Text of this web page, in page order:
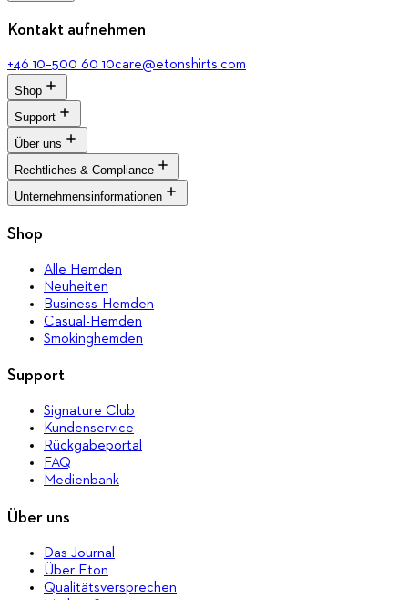
Kontakt aufnehmen
+46 10–500 60 10care@etonshirts.com
Shop
Alle Hemden
Neuheiten
Business-Hemden
Casual-Hemden
Smokinghemden
Support
Signature Club
Kundenservice
Rückgabeportal
FAQ
Über uns
Das Journal
Über Eton
Qualitätsversprechen
Rechtliches & Compliance
Verkaufsbedingungen
Unternehmensinformationen
Nachhaltigkeit
Karriere
Presse
Shop
Alle Hemden
Neuheiten
Business-Hemden
Casual-Hemden
Smokinghemden
Support
Signature Club
Kundenservice
Rückgabeportal
FAQ
Medienbank
Über uns
Das Journal
Über Eton
Qualitätsversprechen